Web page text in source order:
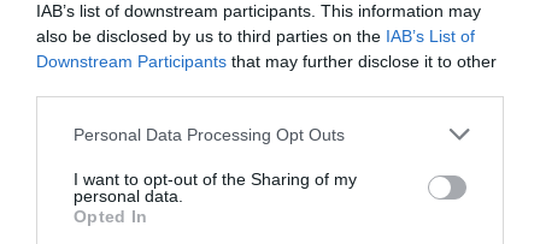
IAB’s list of downstream participants. This information may
also be disclosed by us to third parties on the IAB’s List of
Downstream Participants that may further disclose it to other
Please note that this website/app uses one or more Google
not limited to your visit or usage behaviour. You may click to
grant or deny consent to Google and its third-party tags to
use your data for below specified purposes in below Google
Personal Data Processing Opt Outs
I want to opt-out of the Sharing of my
personal data.
Opted In
Az olvasás nemcsak szórakoztató, hanem valódi
pihentető rituálé is lehet, ami hozzájárulhat az esti
lecsendesedéshez és a jobb alváshoz. Próbáld ki, és tedd
szokásoddá!
Címkék: